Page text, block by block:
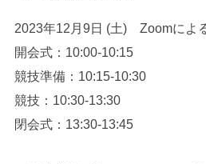
2023年12月9日 (土) Zoomによ
開会式：10:00-10:15
競技準備：10:15-10:30
競技：10:30-13:30
閉会式：13:30-13:45